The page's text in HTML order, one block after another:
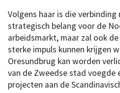
Volgens haar is die verbinding
strategisch belang voor de
arbeidsmarkt, maar zal ook
sterke impuls kunnen krijgen
Oresundbrug kan worden
van de Zweedse stad voegde
projecten aan de